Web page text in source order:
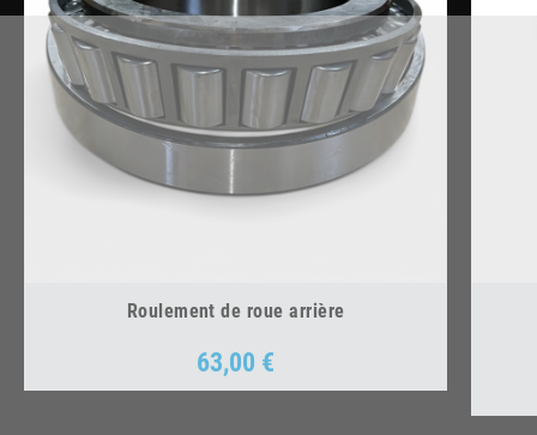
Roulement de roue arrière
Prix
63,00 €